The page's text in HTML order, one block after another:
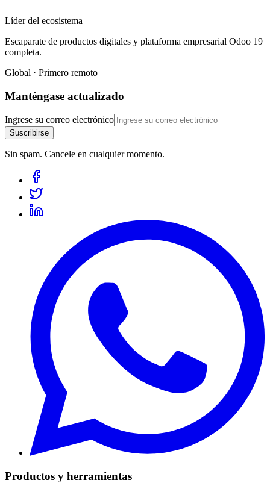
Líder del ecosistema
Escaparate de productos digitales y plataforma empresarial Odoo 19
completa.
Global · Primero remoto
Manténgase actualizado
Ingrese su correo electrónico
Suscribirse
Sin spam. Cancele en cualquier momento.
Productos y herramientas